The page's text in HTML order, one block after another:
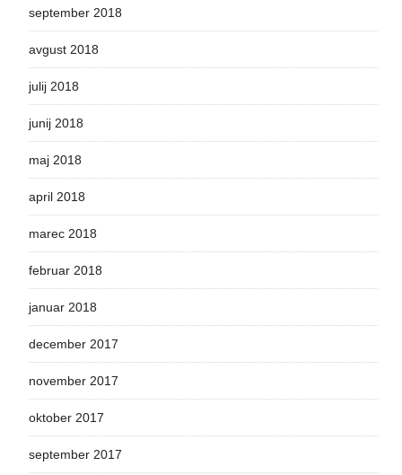
september 2018
avgust 2018
julij 2018
junij 2018
maj 2018
april 2018
marec 2018
februar 2018
januar 2018
december 2017
november 2017
oktober 2017
september 2017